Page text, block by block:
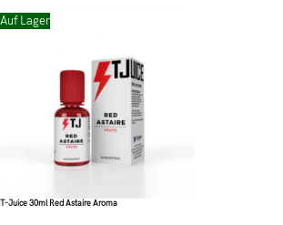
Auf Lager
T-Juice 30ml Red Astaire Aroma